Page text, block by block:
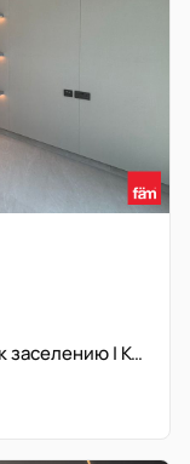
Новостройка | Просторная | Готово к заселению | Комната для прислуги